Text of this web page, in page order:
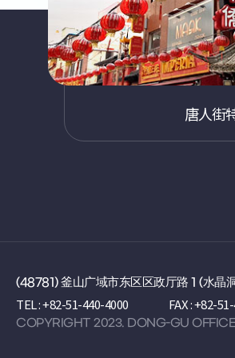
唐人街
(48781) 釜山广域市东区区政厅路 1 (水晶
TEL : +82-51-440-4000 FAX : +82-
COPYRIGHT 2023. DONG-GU
FacebookInstargram
Blog